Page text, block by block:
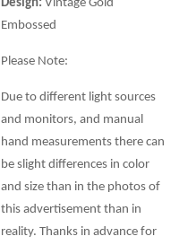
Design: Vintage Gold
Embossed
Please Note:
Due to different light sources
and monitors, and manual
hand measurements there can
be slight differences in color
and size than in the photos of
this advertisement than in
reality. Thanks in advance for